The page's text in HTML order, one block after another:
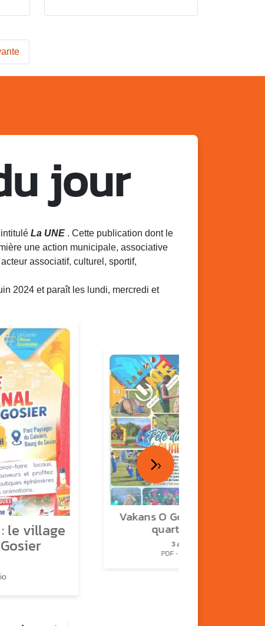
jour
La UNE . Cette publication dont le
une action municipale, associative
associatif, culturel, sportif,
2024 et paraît les lundi, mercredi et
le village
Vakans O Gozyé : fête de
quartier n°2
3 août
PDF - 2.3 Mio
›